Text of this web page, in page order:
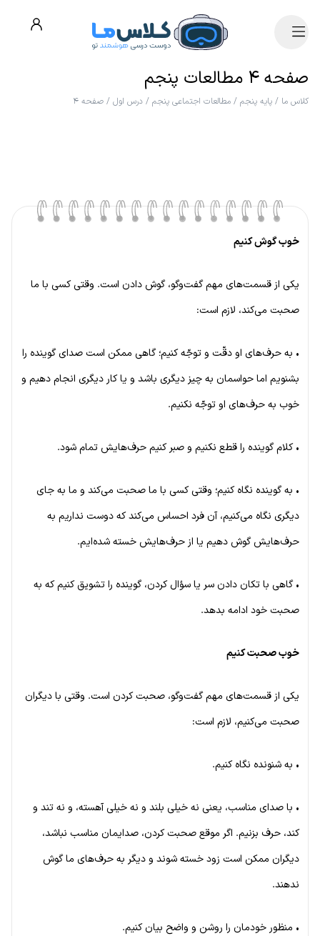
صفحه ۴ مطالعات پنجم
کلاس ما / پایه پنجم / مطالعات اجتماعی پنجم / درس اول / صفحه ۴
خوب گوش کنیم
یکی از قسمت‌های مهم گفت‌وگو، گوش دادن است. وقتی کسی با ما
صحبت می‌کند، لازم است:
• به حرف‌های او دقّت و توجّه کنیم؛ گاهی ممکن است صدای گوینده را
بشنویم اما حواسمان به چیز دیگری باشد و یا کار دیگری انجام دهیم و
خوب به حرف‌های او توجّه نکنیم.
• کلام گوینده را قطع نکنیم و صبر کنیم حرف‌هایش تمام شود.
• به گوینده نگاه کنیم؛ وقتی کسی با ما صحبت می‌کند و ما به جای
دیگری نگاه می‌کنیم، آن فرد احساس می‌کند که دوست نداریم به
حرف‌هایش گوش دهیم یا از حرف‌هایش خسته شده‌ایم.
• گاهی با تکان دادن سر یا سؤال کردن، گوینده را تشویق کنیم که به
صحبت خود ادامه بدهد.
خوب صحبت کنیم
یکی از قسمت‌های مهم گفت‌وگو، صحبت کردن است. وقتی با دیگران
صحبت می‌کنیم، لازم است:
• به شنونده نگاه کنیم.
• با صدای مناسب، یعنی نه خیلی بلند و نه خیلی آهسته، و نه تند و
کند، حرف بزنیم. اگر موقع صحبت کردن، صدایمان مناسب نباشد،
دیگران ممکن است زود خسته شوند و دیگر به حرف‌های ما گوش
ندهند.
• منظور خودمان را روشن و واضح بیان کنیم.